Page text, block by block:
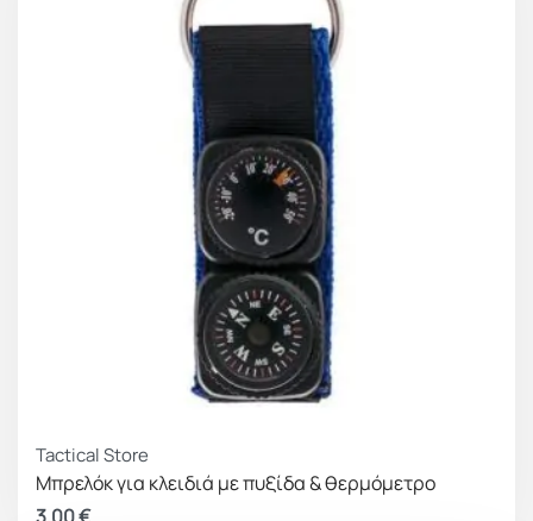
Tactical Store
Μπρελόκ για κλειδιά με πυξίδα & θερμόμετρο